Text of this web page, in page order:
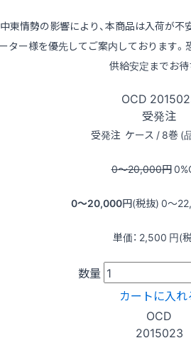
東情勢の影響により、本商品は入荷が不
ター様を優先してご案内しております。
供給安定までお
OCD
受発注
受発注 ケース / 8巻 (
0〜20,000円0
0〜20,000円(税抜) 0〜
単価： 2,500 円(
数量
カートに入れ
OCD
2015023